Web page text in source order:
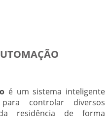
é um sistema inteligente
controlar diversos
residência de forma